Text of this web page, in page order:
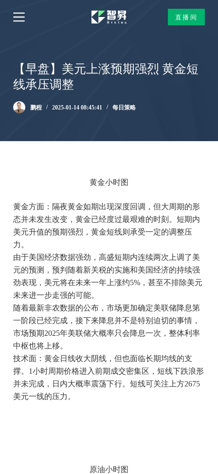
跳
过
直播间
【早盘】美元上涨预期强烈 黄金短
线承压调整
鹏程 2025-01-14 08:45:41 每日策略
黄金小时图
黄金方面：隔夜黄金如期出现深度回调，但大周期的形
态并未发生改变，黄金已经度过最艰难的时刻。短期内
美元升值的预期强烈，黄金短线则承受一定的调整压
力。
由于美国经济数据强劲，高盛短期内连续两次上调了美
元的预测，预判随着新关税的实施和美国经济的持续强
劲表现，美元将在未来一年上涨约5%，甚至不排除美元
未来进一步走强的可能。
随着最新非农数据的公布，市场更加确定美联储降息第
一阶段已经完成，接下来降息并不是特别迫切的事情，
市场预期2025年美联储大概率只会降息一次，整体利率
中枢也将上移。
技术面：黄金日线收大阴线，但也面临长期均线的支
撑。1小时周期价格进入前期成交密集区，短线下跌浪形
并未完成，日内大概率震荡下行。短线可关注上方2675
美元一线的压力。
原油小时图